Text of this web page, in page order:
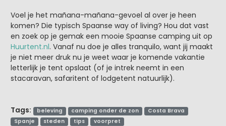
Voel je het mañana-mañana-gevoel al over je heen
komen? Die typisch Spaanse way of living? Hou dat vast
en zoek op je gemak een mooie Spaanse camping uit op
Huurtent.nl. Vanaf nu doe je alles tranquilo, want jij maakt
je niet meer druk nu je weet waar je komende vakantie
letterlijk je tent opslaat (of je intrek neemt in een
stacaravan, safaritent of lodgetent natuurlijk).
Tags: beleving camping onder de zon
Costa Brava
Spanje
steden tips voorpret